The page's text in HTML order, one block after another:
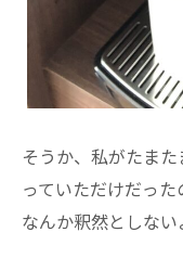
そうか、私がたま
っていただけだった
なんか釈然としな